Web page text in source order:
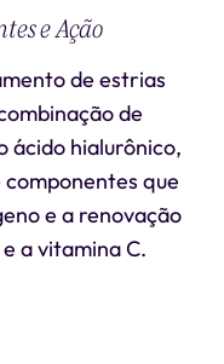
e Ação
de estrias
de
ácido hialurônico,
que
e a renovação
a vitamina C.